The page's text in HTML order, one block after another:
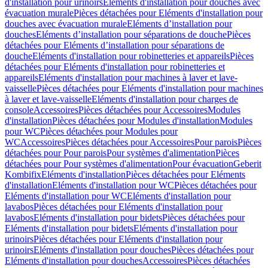
d'installation pour urinoirsEléments d'installation pour douches avec
évacuation muralePièces détachées pour Eléments d'installation pour
douches avec évacuation muraleEléments d’installation pour
douchesEléments d’installation pour séparations de douchePièces
détachées pour Eléments d’installation pour séparations de
doucheEléments d'installation pour robinetteries et appareilsPièces
détachées pour Eléments d'installation pour robinetteries et
appareilsEléments d'installation pour machines à laver et lave-
vaissellePièces détachées pour Eléments d'installation pour machines
à laver et lave-vaisselleEléments d'installation pour charges de
consoleAccessoiresPièces détachées pour AccessoiresModules
d'installationPièces détachées pour Modules d'installationModules
pour WCPièces détachées pour Modules pour
WCAccessoiresPièces détachées pour AccessoiresPour paroisPièces
détachées pour Pour paroisPour systèmes d'alimentationPièces
détachées pour Pour systèmes d'alimentationPour évacuationGeberit
KombifixEléments d'installationPièces détachées pour Eléments
d'installationEléments d'installation pour WCPièces détachées pour
Eléments d'installation pour WCEléments d'installation pour
lavabosPièces détachées pour Eléments d'installation pour
lavabosEléments d'installation pour bidetsPièces détachées pour
Eléments d'installation pour bidetsEléments d'installation pour
urinoirsPièces détachées pour Eléments d'installation pour
urinoirsEléments d'installation pour douchesPièces détachées pour
Eléments d'installation pour douchesAccessoiresPièces détachées